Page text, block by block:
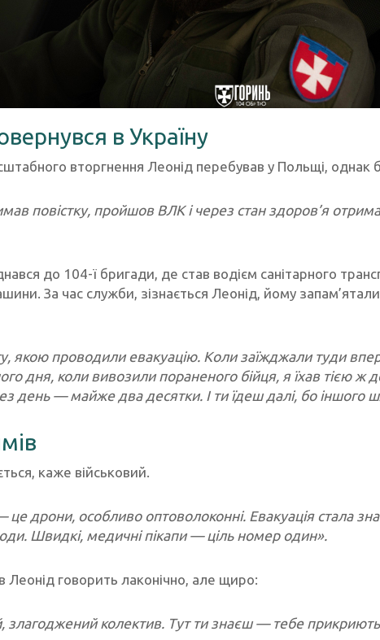
в Україну
вторгнення Леонід перебував у Польщі, однак
повістку, пройшов ВЛК і через стан здоров’я
до 104-ї бригади, де став водієм санітарного
За час служби, зізнається Леонід, йому
якою проводили евакуацію. Коли заїжджали туди
дня, коли вивозили пораненого бійця, я їхав тією ж
день — майже два десятки. І ти їдеш далі, бо іншого
каже військовий.
це дрони, особливо оптоволоконні. Евакуація стала
Швидкі, медичні пікапи — ціль номер один».
Леонід говорить лаконічно, але щиро:
злагоджений колектив. Тут ти знаєш — тебе прикриють.